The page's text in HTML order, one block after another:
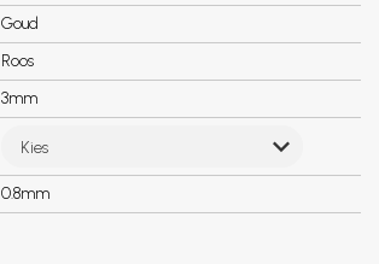
Goud
Roos
3mm
Kies
0.8mm